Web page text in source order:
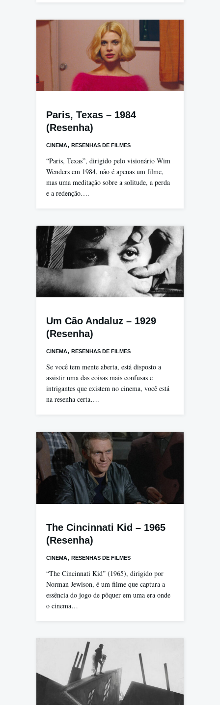
Paris, Texas – 1984
(Resenha)
CINEMA, RESENHAS DE FILMES
“Paris, Texas”, dirigido pelo visionário Wim
Wenders em 1984, não é apenas um filme,
mas uma meditação sobre a solitude, a perda
e a redenção….
Um Cão Andaluz – 1929
(Resenha)
CINEMA, RESENHAS DE FILMES
Se você tem mente aberta, está disposto a
assistir uma das coisas mais confusas e
intrigantes que existem no cinema, você está
na resenha certa….
The Cincinnati Kid – 1965
(Resenha)
CINEMA, RESENHAS DE FILMES
“The Cincinnati Kid” (1965), dirigido por
Norman Jewison, é um filme que captura a
essência do jogo de pôquer em uma era onde
o cinema…